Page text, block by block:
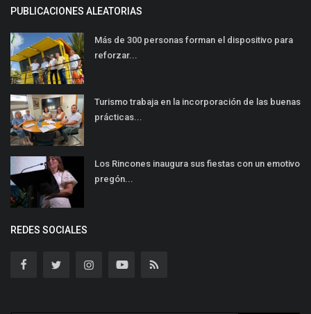
PUBLICACIONES ALEATORIAS
Más de 300 personas forman el dispositivo para
reforzar...
Turismo trabaja en la incorporación de las buenas
prácticas...
Los Rincones inaugura sus fiestas con un emotivo
pregón...
REDES SOCIALES